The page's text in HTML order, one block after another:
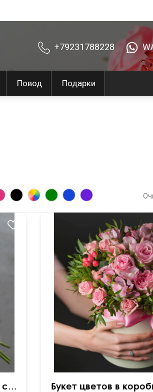
+79231788228
Повод Подарки
Пионовидные розы Силва Баблс с эвкалиптом
Цветочная композиция с
Букет цветов в